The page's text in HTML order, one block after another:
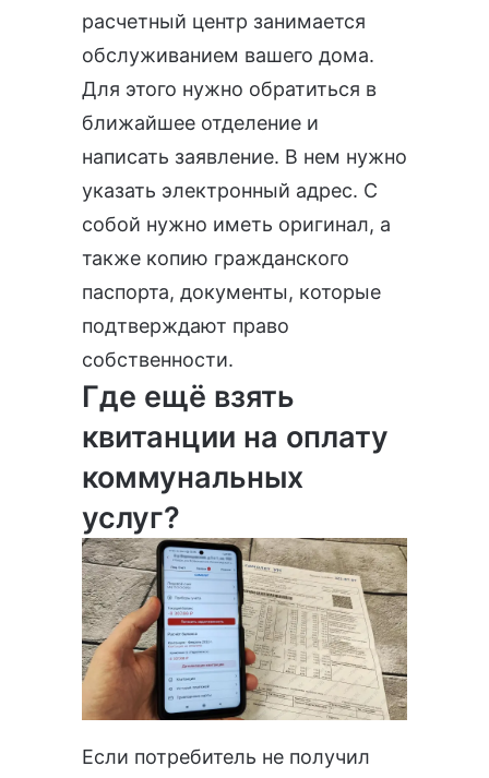
расчетный центр занимается
обслуживанием вашего дома.
Для этого нужно обратиться в
ближайшее отделение и
написать заявление. В нем нужно
указать электронный адрес. С
собой нужно иметь оригинал, а
также копию гражданского
паспорта, документы, которые
подтверждают право
собственности.
Где ещё взять
квитанции на оплату
коммунальных
услуг?
Если потребитель не получил